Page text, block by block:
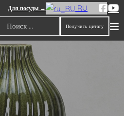
Для посуды → RU
Поиск
Получить цитату